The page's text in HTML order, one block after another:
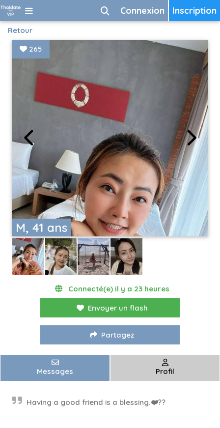
Inscription
Connexion
Retour
M, 41 ans
265
Connecté(e) il y a 23 heures
Envoyer un flash
Partagez
Messages Profil
Having a good friend is a blessing.❤️??